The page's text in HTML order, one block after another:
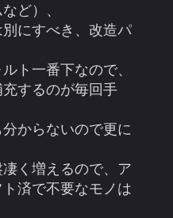
ど）、
にすべき、改造パ
ト一番下なので、
するのが毎回手
からないので更に
く増えるので、ア
済で不要なモノは